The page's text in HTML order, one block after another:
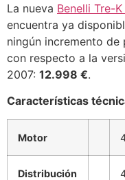
La nueva Benelli Tre-K
encuentra ya
ningún incremento de
con respecto a la
2007: 12.998 €.
Características
Motor
Distribución